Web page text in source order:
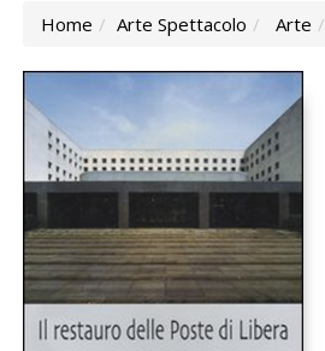
Home Arte Spettacolo Arte